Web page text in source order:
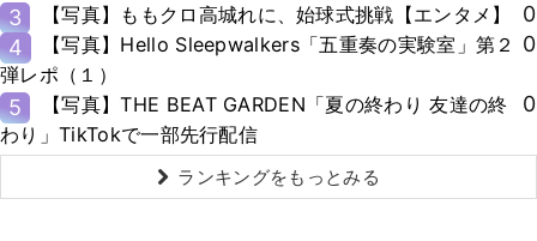
3 【写真】ももクロ高城れに、始球式挑戦【エンタメ】
0
4
【写真】Hello Sleepwalkers「五重奏の実験室」第２
弾レポ（１）
0
5
【写真】THE BEAT GARDEN「夏の終わり 友達の終
わり」TikTokで一部先行配信
0
ランキングをもっとみる